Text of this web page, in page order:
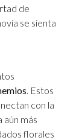
de
se sienta
. Estos
con la
aún más
florales